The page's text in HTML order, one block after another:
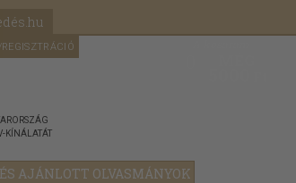
REGISZTRÁCIÓ
AJÁNLOTT OLVASMÁNYOK
KÍNÁLATÁT